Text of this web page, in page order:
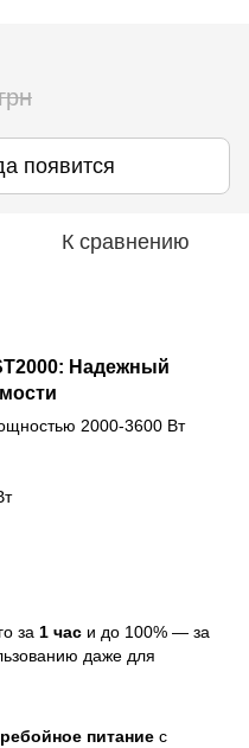
появится
К сравнению
: Надежный
2000-3600 Вт
за 1 час и до 100% — за
даже для
питание с